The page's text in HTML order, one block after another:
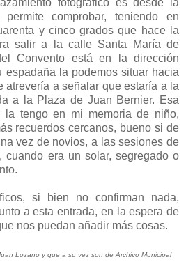
comprobar, teniendo en
y cinco grados que hace la
salir a la calle Santa María de
Convento está en la dirección
espadaña la podemos situar hacia
atrevería a señalar que estaría a la
a la Plaza de Juan Bernier. Esa
la tengo en mi memoria de niño,
recuerdos cercanos, bueno si de
vez de novios, a las sesiones de
cuando era un solar, segregado o
si bien no confirman nada,
a esta entrada, en la espera de
nos puedan añadir más cosas.
Lozano y que a su vez son de Archivo Municipal